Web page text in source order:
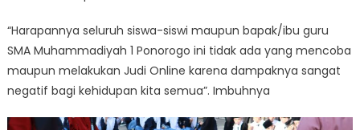
“Harapannya seluruh siswa-siswi maupun bapak/ibu guru
SMA Muhammadiyah 1 Ponorogo ini tidak ada yang mencoba
maupun melakukan Judi Online karena dampaknya sangat
negatif bagi kehidupan kita semua”. Imbuhnya